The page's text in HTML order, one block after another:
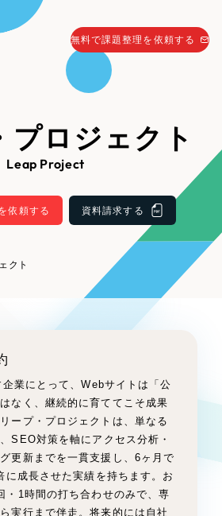
無料で課題整理を依頼する
058-215-0066
24時間受付
資料請求する
ばれる理由
作
サイト制作
作
作
グ支援
プロジェクト
Leap Project
依頼する 資料請求する
クト
業にとって、Webサイトは「公
なく、継続的に育ててこそ成果
ープ・プロジェクトは、単なる
SEO対策を軸にアクセス分析・
更新までを一貫支援し、6ヶ月で
に成長させた実績を持ちます。お
・1時間の打ち合わせのみで、専
実行まで伴走。将来的には自社